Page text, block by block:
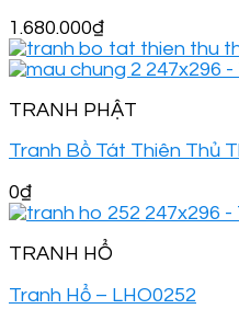
1.680.000₫
TRANH PHẬT
Tranh Bồ Tát Thiên Thủ
0₫
TRANH HỔ
Tranh Hổ – LHO0252